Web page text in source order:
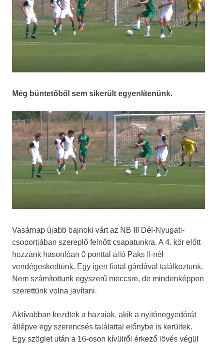
Még büntetőből sem sikerült egyenlítenünk.
Vasárnap újabb bajnoki várt az NB III Dél-Nyugati-
csoportjában szereplő felnőtt csapatunkra. A 4. kör előtt
hozzánk hasonlóan 0 ponttal álló Paks II-nél
vendégeskedtünk. Egy igen fiatal gárdával találkoztunk.
Nem számítottunk egyszerű meccsre, de mindenképpen
szerettünk volna javítani.
Aktívabban kezdtek a hazaiak, akik a nyitónegyedórát
átlépve egy szerencsés találattal előnybe is kerültek.
Egy szöglet után a 16-oson kívülről érkező lövés végül